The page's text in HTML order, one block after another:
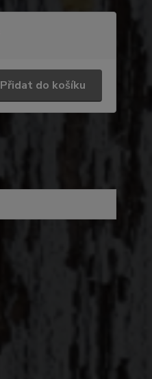
Přidat do košíku